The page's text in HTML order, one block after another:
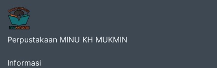
Perpustakaan MINU KH MUKMIN
Informasi